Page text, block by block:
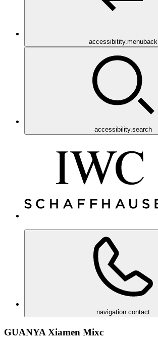
accessibitity.menuback
accessibility.search
navigation.contact
GUANYA Xiamen Mixc